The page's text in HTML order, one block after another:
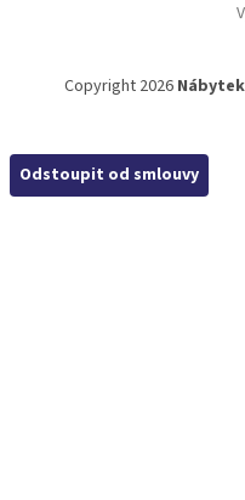
Copyright 2026
Odstoupit od smlouvy